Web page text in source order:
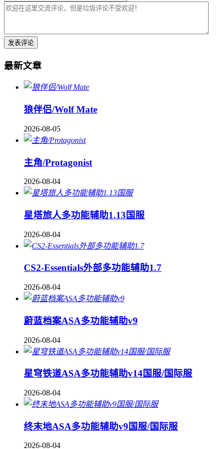
最新文章
狼伴侣/Wolf Mate
2026-08-05
主角/Protagonist
2026-08-04
星塔旅人多功能辅助1.13国服
2026-08-04
CS2-Essentials外部多功能辅助1.7
2026-08-04
蔚蓝档案ASA多功能辅助v9
2026-08-04
星穹铁道ASA多功能辅助v14国服/国际服
2026-08-04
终末地ASA多功能辅助v9国服/国际服
2026-08-04